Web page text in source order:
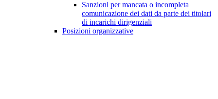
Sanzioni per mancata o incompleta
comunicazione dei dati da parte dei titolari
di incarichi dirigenziali
Posizioni organizzative